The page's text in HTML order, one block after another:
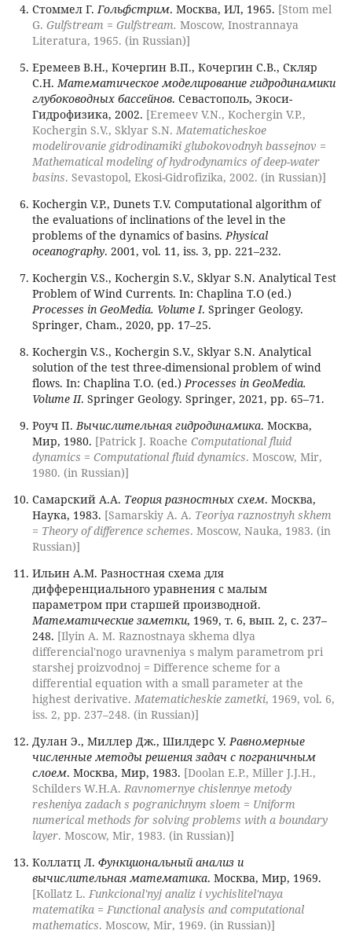
Стоммел Г.Гольфстрим. Москва, ИЛ, 1965. [Stom mel
G. Gulfstream = Gulfstream. Moscow, Inostrannaya
Literatura, 1965. (in Russian)]
Еремеев В.Н., Кочергин В.П., Кочергин С.В., Скляр
С.Н.Математическое моделирование гидродинамики
глубоководных бассейнов. Севастополь, Экоси-
Гидрофизика, 2002. [Eremeev V.N., Kochergin V.P.,
Kochergin S.V., Sklyar S.N. Matematicheskoe
modelirovanie gidrodinamiki glubokovodnyh bassejnov =
Mathematical modeling of hydrodynamics of deep-water
basins. Sevastopol, Ekosi-Gidrofizika, 2002. (in Russian)]
Kochergin V.P., Dunets T.V. Computational algorithm of
the evaluations of inclinations of the level in the
problems of the dynamics of basins.Physical
oceanography. 2001, vol. 11, iss. 3, pp. 221–232.
Kochergin V.S., Kochergin S.V., Sklyar S.N. Analytical Test
Problem of Wind Currents. In: Chaplina T.O (ed.)
Processes in GeoMedia. Volume I. Springer Geology.
Springer, Cham., 2020, pp. 17–25.
Kochergin V.S., Kochergin S.V., Sklyar S.N. Analytical
solution of the test three-dimensional problem of wind
flows. In: Chaplina T.O. (ed.)Processes in GeoMedia.
Volume II. Springer Geology. Springer, 2021, pp. 65–71.
Роуч П.Вычислительная гидродинамика. Москва,
Мир, 1980. [Patrick J. Roache Computational fluid
dynamics = Computational fluid dynamics. Moscow, Mir,
1980. (in Russian)]
Самарский А.А. Теория разностных схем. Москва,
Наука, 1983. [Samarskiy A. A. Teoriya raznostnyh skhem
= Theory of difference schemes. Moscow, Nauka, 1983. (in
Russian)]
Ильин А.М. Разностная схема для
дифференциального уравнения с малым
параметром при старшей производной.
Математические заметки, 1969, т. 6, вып. 2, с. 237–
248. [Ilyin A. M. Raznostnaya skhema dlya
differencial'nogo uravneniya s malym parametrom pri
starshej proizvodnoj = Difference scheme for a
differential equation with a small parameter at the
highest derivative. Matematicheskie zametki, 1969, vol. 6,
iss. 2, pp. 237–248. (in Russian)]
Дулан Э., Миллер Дж., Шилдерс У.Равномерные
численные методы решения задач с пограничным
слоем. Москва, Мир, 1983. [Doolan E.P., Miller J.J.H.,
Schilders W.H.A. Ravnomernye chislennye metody
resheniya zadach s pogranichnym sloem = Uniform
numerical methods for solving problems with a boundary
layer. Moscow, Mir, 1983. (in Russian)]
Коллатц Л. Функциональный анализ и
вычислительная математика. Москва, Мир, 1969.
[Kollatz L. Funkcional'nyj analiz i vychislitel'naya
matematika = Functional analysis and computational
mathematics. Moscow, Mir, 1969. (in Russian)]